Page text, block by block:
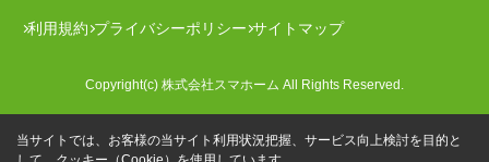
利用規約 プライバシーポリシー サイトマップ
Copyright(c) 株式会社スマホーム All Rights Reserved.
当サイトでは、お客様の当サイト利用状況把握、サービス向上検討を目的と